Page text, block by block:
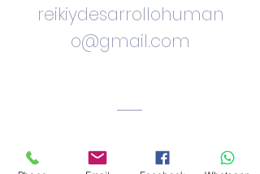
reikiydesarrollohuman
o@gmail.com